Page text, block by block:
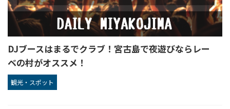
DJブースはまるでクラブ！宮古島で夜遊びならレー
ベの村がオススメ！
観光・スポット